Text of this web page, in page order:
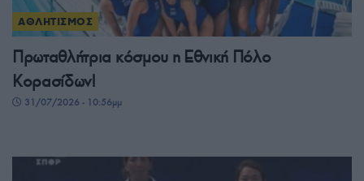
ΑΘΛΗΤΙΣΜΟΣ
Πρωταθλήτρια κόσμου η Εθνική Πόλο
Κορασίδων!
31/07/2026 - 10:56μμ